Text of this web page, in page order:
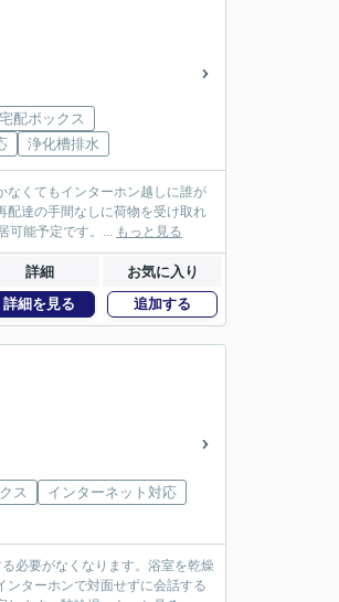
宅配ボックス
浄化槽排水
なくてもインターホン越しに誰が
配達の手間なしに荷物を受け取れ
可能予定です。... もっと見る
詳細 お気に入り
詳細を見る 追加する
ス
インターネット対応
必要がなくなります。浴室を乾燥
ンターホンで対面せずに会話する